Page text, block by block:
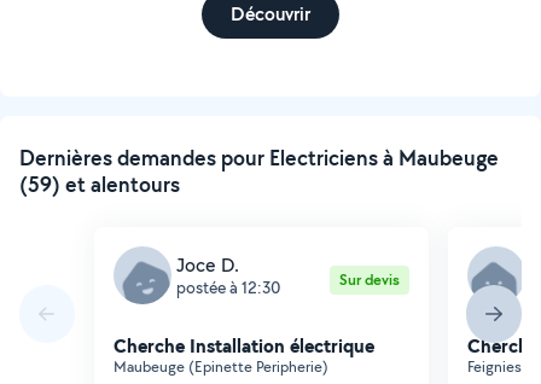
Découvrir
Dernières demandes pour Electriciens à Maubeuge
(59) et alentours
Joce D.
postée à 12:30 Sur devis
Cherche Installation électrique
Maubeuge (Epinette Peripherie)
Feignies